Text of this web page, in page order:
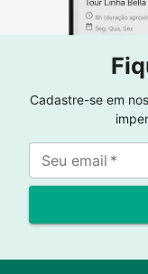
Cadastre-se em
Seu email *